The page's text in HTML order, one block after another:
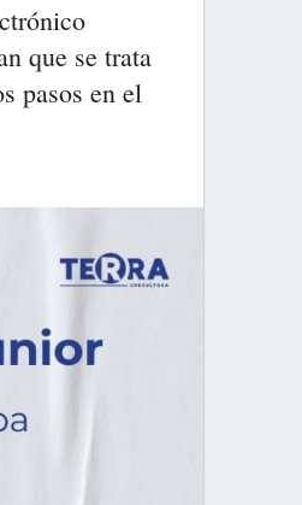
que se trata
pasos en el